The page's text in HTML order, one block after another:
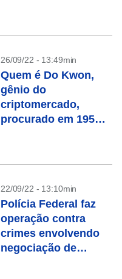
26/09/22 - 13:49min
Quem é Do Kwon,
gênio do
criptomercado,
procurado em 195
22/09/22 - 13:10min
Polícia Federal faz
operação contra
crimes envolvendo
negociação de